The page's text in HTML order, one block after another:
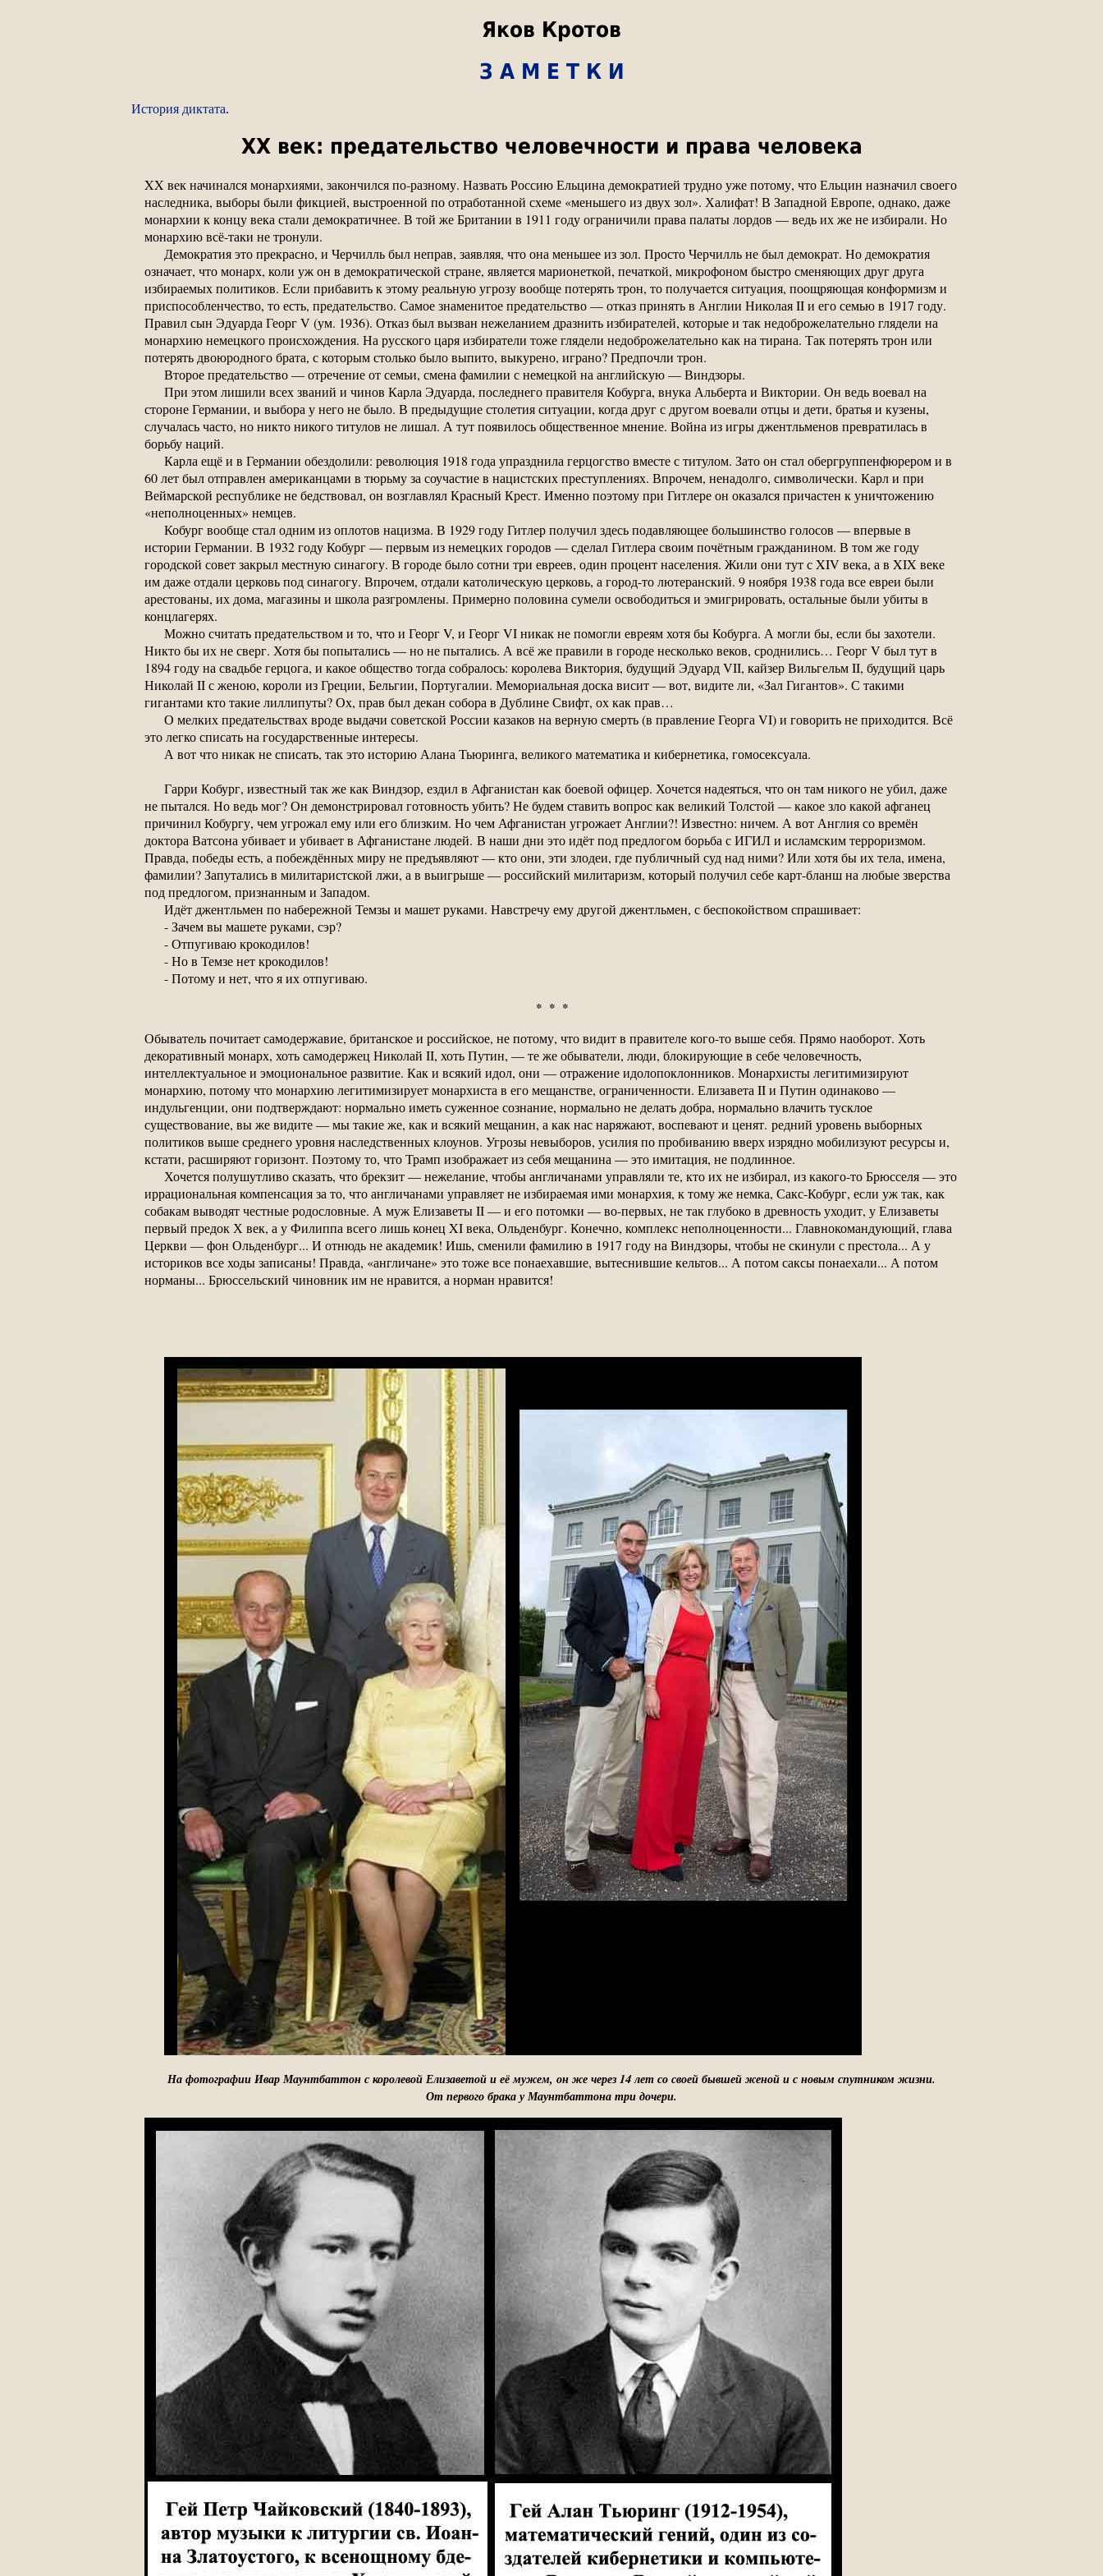
Яков Кротов
З А М Е Т К И
История диктата.
XX век: предательство человечности и права человека
XX век начинался монархиями, закончился по-разному. Назвать Россию Ельцина демократией трудно уже потому, что Ельцин назначил своего
наследника, выборы были фикцией, выстроенной по отработанной схеме «меньшего из двух зол». Халифат! В Западной Европе, однако, даже
монархии к концу века стали демократичнее. В той же Британии в 1911 году ограничили права палаты лордов — ведь их же не избирали. Но
монархию всё-таки не тронули.
Демократия это прекрасно, и Черчилль был неправ, заявляя, что она меньшее из зол. Просто Черчилль не был демократ. Но демократия
означает, что монарх, коли уж он в демократической стране, является марионеткой, печаткой, микрофоном быстро сменяющих друг друга
избираемых политиков. Если прибавить к этому реальную угрозу вообще потерять трон, то получается ситуация, поощряющая конформизм и
приспособленчество, то есть, предательство. Самое знаменитое предательство — отказ принять в Англии Николая II и его семью в 1917 году.
Правил сын Эдуарда Георг V (ум. 1936). Отказ был вызван нежеланием дразнить избирателей, которые и так недоброжелательно глядели на
монархию немецкого происхождения. На русского царя избиратели тоже глядели недоброжелательно как на тирана. Так потерять трон или
потерять двоюродного брата, с которым столько было выпито, выкурено, играно? Предпочли трон.
Второе предательство — отречение от семьи, смена фамилии с немецкой на английскую — Виндзоры.
При этом лишили всех званий и чинов Карла Эдуарда, последнего правителя Кобурга, внука Альберта и Виктории. Он ведь воевал на
стороне Германии, и выбора у него не было. В предыдущие столетия ситуации, когда друг с другом воевали отцы и дети, братья и кузены,
случалась часто, но никто никого титулов не лишал. А тут появилось общественное мнение. Война из игры джентльменов превратилась в
борьбу наций.
Карла ещё и в Германии обездолили: революция 1918 года упразднила герцогство вместе с титулом. Зато он стал обергруппенфюрером и в
60 лет был отправлен американцами в тюрьму за соучастие в нацистских преступлениях. Впрочем, ненадолго, символически. Карл и при
Веймарской республике не бедствовал, он возглавлял Красный Крест. Именно поэтому при Гитлере он оказался причастен к уничтожению
«неполноценных» немцев.
Кобург вообще стал одним из оплотов нацизма. В 1929 году Гитлер получил здесь подавляющее большинство голосов — впервые в
истории Германии. В 1932 году Кобург — первым из немецких городов — сделал Гитлера своим почётным гражданином. В том же году
городской совет закрыл местную синагогу. В городе было сотни три евреев, один процент населения. Жили они тут с XIV века, а в XIX веке
им даже отдали церковь под синагогу. Впрочем, отдали католическую церковь, а город-то лютеранский. 9 ноября 1938 года все евреи были
арестованы, их дома, магазины и школа разгромлены. Примерно половина сумели освободиться и эмигрировать, остальные были убиты в
концлагерях.
Можно считать предательством и то, что и Георг V, и Георг VI никак не помогли евреям хотя бы Кобурга. А могли бы, если бы захотели.
Никто бы их не сверг. Хотя бы попытались — но не пытались. А всё же правили в городе несколько веков, сроднились… Георг V был тут в
1894 году на свадьбе герцога, и какое общество тогда собралось: королева Виктория, будущий Эдуард VII, кайзер Вильгельм II, будущий царь
Николай II с женою, короли из Греции, Бельгии, Португалии. Мемориальная доска висит — вот, видите ли, «Зал Гигантов». С такими
гигантами кто такие лиллипуты? Ох, прав был декан собора в Дублине Свифт, ох как прав…
О мелких предательствах вроде выдачи советской России казаков на верную смерть (в правление Георга VI) и говорить не приходится. Всё
это легко списать на государственные интересы.
А вот что никак не списать, так это историю Алана Тьюринга, великого математика и кибернетика, гомосексуала.
Гарри Кобург, известный так же как Виндзор, ездил в Афганистан как боевой офицер. Хочется надеяться, что он там никого не убил, даже
не пытался. Но ведь мог? Он демонстрировал готовность убить? Не будем ставить вопрос как великий Толстой — какое зло какой афганец
причинил Кобургу, чем угрожал ему или его близким. Но чем Афганистан угрожает Англии?! Известно: ничем. А вот Англия со времён
доктора Ватсона убивает и убивает в Афганистане людей. В наши дни это идёт под предлогом борьба с ИГИЛ и исламским терроризмом.
Правда, победы есть, а побеждённых миру не предъявляют — кто они, эти злодеи, где публичный суд над ними? Или хотя бы их тела, имена,
фамилии? Запутались в милитаристской лжи, а в выигрыше — российский милитаризм, который получил себе карт-бланш на любые зверства
под предлогом, признанным и Западом.
Идёт джентльмен по набережной Темзы и машет руками. Навстречу ему другой джентльмен, с беспокойством спрашивает:
- Зачем вы машете руками, сэр?
- Отпугиваю крокодилов!
- Но в Темзе нет крокодилов!
- Потому и нет, что я их отпугиваю.
* * *
Обыватель почитает самодержавие, британское и российское, не потому, что видит в правителе кого-то выше себя. Прямо наоборот. Хоть
декоративный монарх, хоть самодержец Николай II, хоть Путин, — те же обыватели, люди, блокирующие в себе человечность,
интеллектуальное и эмоциональное развитие. Как и всякий идол, они — отражение идолопоклонников. Монархисты легитимизируют
монархию, потому что монархию легитимизирует монархиста в его мещанстве, ограниченности. Елизавета II и Путин одинаково —
индульгенции, они подтверждают: нормально иметь суженное сознание, нормально не делать добра, нормально влачить тусклое
существование, вы же видите — мы такие же, как и всякий мещанин, а как нас наряжают, воспевают и ценят. редний уровень выборных
политиков выше среднего уровня наследственных клоунов. Угрозы невыборов, усилия по пробиванию вверх изрядно мобилизуют ресурсы и,
кстати, расширяют горизонт. Поэтому то, что Трамп изображает из себя мещанина — это имитация, не подлинное.
Хочется полушутливо сказать, что брекзит — нежелание, чтобы англичанами управляли те, кто их не избирал, из какого-то Брюсселя — это
иррациональная компенсация за то, что англичанами управляет не избираемая ими монархия, к тому же немка, Сакс-Кобург, если уж так, как
собакам выводят честные родословные. А муж Елизаветы II — и его потомки — во-первых, не так глубоко в древность уходит, у Елизаветы
первый предок Х век, а у Филиппа всего лишь конец XI века, Ольденбург. Конечно, комплекс неполноценности... Главнокомандующий, глава
Церкви — фон Ольденбург... И отнюдь не академик! Ишь, сменили фамилию в 1917 году на Виндзоры, чтобы не скинули с престола... А у
историков все ходы записаны! Правда, «англичане» это тоже все понаехавшие, вытеснившие кельтов... А потом саксы понаехали... А потом
норманы... Брюссельский чиновник им не нравится, а норман нравится!
На фотографии Ивар Маунтбаттон с королевой Елизаветой и её мужем, он же через 14 лет со своей бывшей женой и с новым спутником жизни.
От первого брака у Маунтбаттона три дочери.